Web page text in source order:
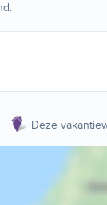
Deze